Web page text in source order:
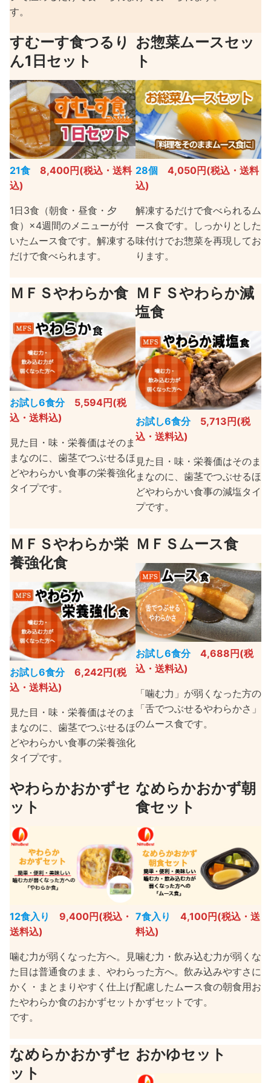
す。
すむーす食つるり
ん1日セット
21食
8,400円(税込・送料
込)
1日3食（朝食・昼食・夕
食）×4週間のメニューが付
いたムース食です。解凍する
だけで食べられます。
お惣菜ムースセッ
ト
28個
4,050円(税込・送料
込)
解凍するだけで食べられるム
ース食です。しっかりとした
味付けでお惣菜を再現してお
ります。
ＭＦＳやわらか食
お試し6食分
5,594円(税
込・送料込)
見た目・味・栄養価はそのま
まなのに、歯茎でつぶせるほ
どやわらかい食事の栄養強化
タイプです。
ＭＦＳやわらか減
塩食
お試し6食分
5,713円(税
込・送料込)
見た目・味・栄養価はそのま
まなのに、歯茎でつぶせるほ
どやわらかい食事の減塩タイ
プです。
ＭＦＳやわらか栄
養強化食
お試し6食分
6,242円(税
込・送料込)
見た目・味・栄養価はそのま
まなのに、歯茎でつぶせるほ
どやわらかい食事の栄養強化
タイプです。
ＭＦＳムース食
お試し6食分
4,688円(税
込・送料込)
「噛む力」が弱くなった方の
「舌でつぶせるやわらかさ」
のムース食です。
やわらかおかずセ
ット
12食入り
9,400円(税込・
送料込)
噛む力が弱くなった方へ。見
た目は普通食のまま、やわら
かく・まとまりやすく仕上げ
たやわらか食のおかずセット
です。
なめらかおかず朝
食セット
7食入り
4,100円(税込・送
料込)
噛む力・飲み込む力が弱くな
った方へ。飲み込みやすさに
配慮したムース食の朝食用お
かずセットです。
なめらかおかずセ
ット
おかゆセット